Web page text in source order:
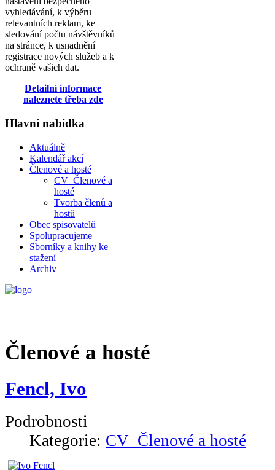
vyhledávání, k výběru
relevantních reklam, ke
sledování počtu návštěvníků
na stránce, k usnadnění
registrace nových služeb a k
ochraně vašich dat.
Detailní informace
naleznete třeba zde
Hlavní nabídka
Aktuálně
Kalendář akcí
Členové a hosté
CV_Členové a
hosté
Tvorba členů a
hostů
Obec spisovatelů
Spolupracujeme
Sborníky a knihy ke
stažení
Archiv
Členové a hosté
Fencl, Ivo
Podrobnosti
Kategorie: CV_Členové a hosté